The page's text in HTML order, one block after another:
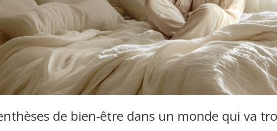
de bien-être dans un monde qui va